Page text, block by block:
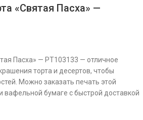
«Святая Пасха» —
Пасха» — PT103133 — отличное
торта и десертов, чтобы
Можно заказать печать этой
вафельной бумаге с быстрой доставкой